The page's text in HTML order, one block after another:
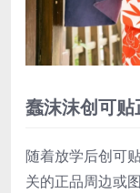
蠢沫沫创可
随着放学后创可
关的正品周边或